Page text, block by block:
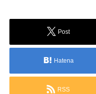
Post
Hatena
RSS